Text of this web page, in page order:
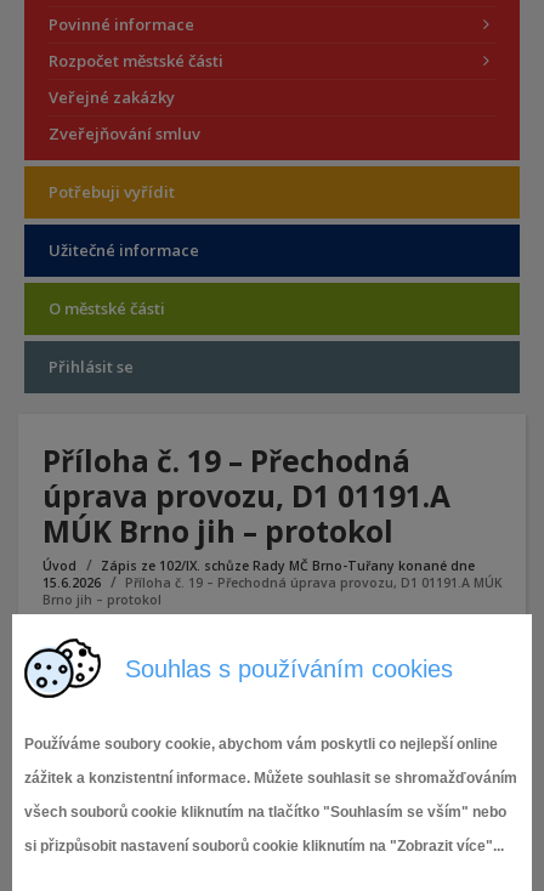
Souhlas s používáním cookies
Používáme soubory cookie, abychom vám poskytli co nejlepší online
zážitek a konzistentní informace. Můžete souhlasit se shromažďováním
všech souborů cookie kliknutím na tlačítko "Souhlasím se vším" nebo
si přizpůsobit nastavení souborů cookie kliknutím na "Zobrazit více"...
Povinné informace
Rozpočet městské části
Veřejné zakázky
Zveřejňování smluv
Potřebuji vyřídit
Užitečné informace
O městské části
Přihlásit se
Příloha č. 19 – Přechodná
úprava provozu, D1 01191.A
MÚK Brno jih – protokol
Úvod
Zápis ze 102/IX. schůze Rady MČ Brno-Tuřany konané dne
15.6.2026
Příloha č. 19 – Přechodná úprava provozu, D1 01191.A MÚK
Brno jih – protokol
Příloha č. 19 - Přechodná úprava provozu, D1 01191.A MÚK
Brno jih - protokol